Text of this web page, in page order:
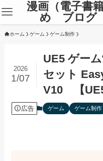
漫画（電子書
め ブログ
ホーム ゲーム ゲーム制作
UE5 ゲー
セット
V10 【
2026
1/07
広告 ゲーム ゲーム制作